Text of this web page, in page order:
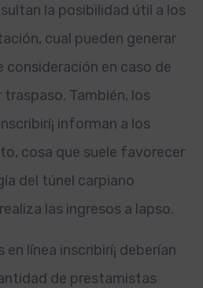
la posibilidad útil a los
cual pueden generar
consideración en caso de
También, los
informan a los
cosa que suele favorecer
del túnel carpiano
las ingresos a lapso.
línea inscribirí¡ deberían
de prestamistas